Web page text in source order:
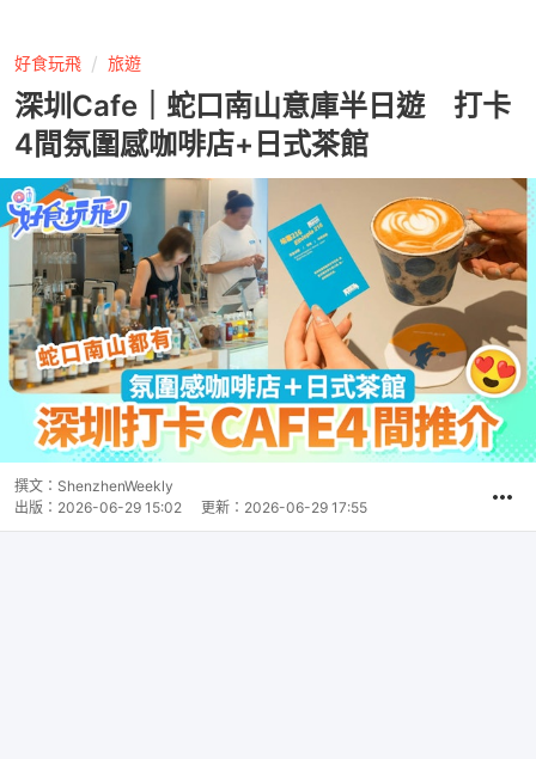
好食玩飛 旅遊
深圳Cafe｜蛇口南山意庫半日遊 打卡
4間氛圍感咖啡店+日式茶館
撰文： ShenzhenWeekly
出版： 2026-06-29 15:02 更新： 2026-06-29 17:55